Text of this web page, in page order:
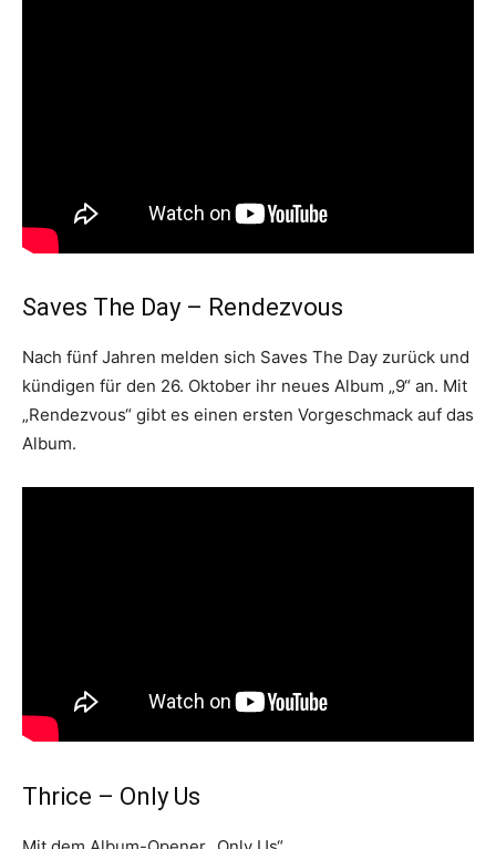
Saves The Day – Rendezvous
Nach fünf Jahren melden sich Saves The Day zurück und
kündigen für den 26. Oktober ihr neues Album „9“ an. Mit
„Rendezvous“ gibt es einen ersten Vorgeschmack auf das
Album.
Thrice – Only Us